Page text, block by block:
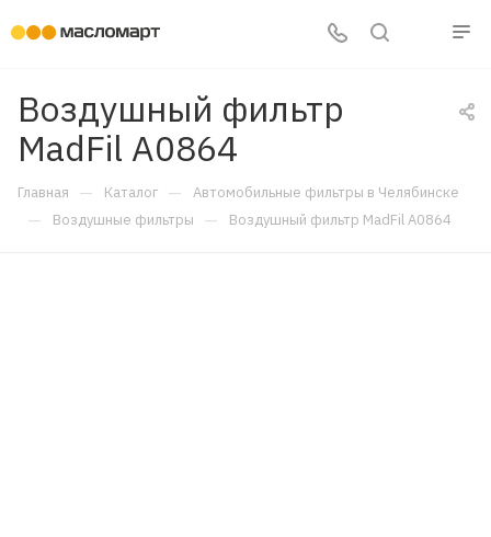
Воздушный фильтр
MadFil A0864
Главная — Каталог — Автомобильные фильтры в Челябинске
— Воздушные фильтры — Воздушный фильтр MadFil A0864